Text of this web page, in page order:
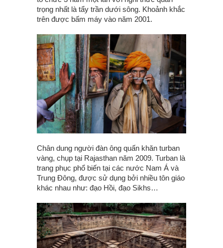
trọng nhất là tẩy trần dưới sông. Khoảnh khắc
trên được bấm máy vào năm 2001.
Chân dung người đàn ông quấn khăn turban
vàng, chụp tại Rajasthan năm 2009. Turban là
trang phục phổ biến tại các nước Nam Á và
Trung Đông, được sử dụng bởi nhiều tôn giáo
khác nhau như: đạo Hồi, đạo Sikhs…